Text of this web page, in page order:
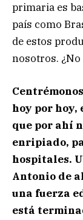
primaria es
país como
de estos
nosotros. ¿No
hoy por hoy,
que por ahí
enripiado,
hospitales.
Antonio de
una fuerza
está